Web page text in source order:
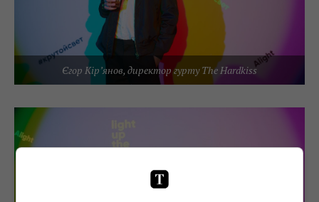
Єгор Кір’янов, директор гурту The Hardkiss